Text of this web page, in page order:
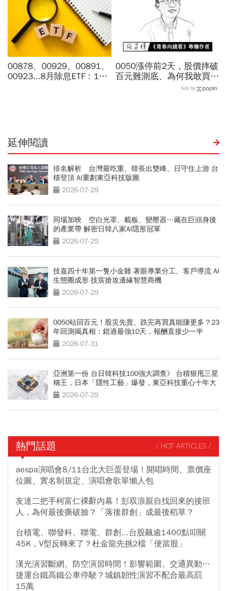
00878、00929、00891、
00923...8月除息ETF：14
0050漲停前2天，股價摔破
百元難測底、為何我敢買下
去？施昇輝：「切豬肉」和
Ads by
延伸閱讀
排名解析 台灣最吃重、韓長出雙峰、日守住上游 台
積登頂 AI重劃東亞科技版圖
2026-07-29
同場加映 空白光罩、載板、變壓器…藏在巨頭身後
的產業帶 解密日韓八家AI隱形冠軍
2026-07-29
技嘉四十年第一隻小金雞 著眼專業分工、客戶導流 AI
生態圈成形 技宸搶攻邊緣智慧商機
2026-07-29
0050站回百元！股災先賣、跌完再買真能賺更多？23
年回測揭真相：錯過最強10天，報酬直接少一半
2026-07-31
亞洲第一份 台日韓科技100強大調查》 台積狠甩三星
稱王，日本「隱性工藝」爆發，東亞科技重心十年大
轉移 AI鏈三國志
2026-07-29
熱門話題 / HOT ARTICLES /
aespa演唱會8/11台北大巨蛋登場！開唱時間、票價座
位圖、實名制規定、演唱會歌單懶人包
友達二把手柯富仁裸辭內幕！彭双浪親自找回來的接班
人，為何最後撕破臉？「落後群創」成最後稻草？
台積電、聯發科、聯電、群創...台股飆逾1400點叩關
45K，V型反轉來了？杜金龍先挑2檔「便當股」
漢光演習斷網、防空演習時間！影響範圍、交通異動…
捷運台鐵高鐵公車停駛？城鎮韌性演習不配合最高罰
15萬